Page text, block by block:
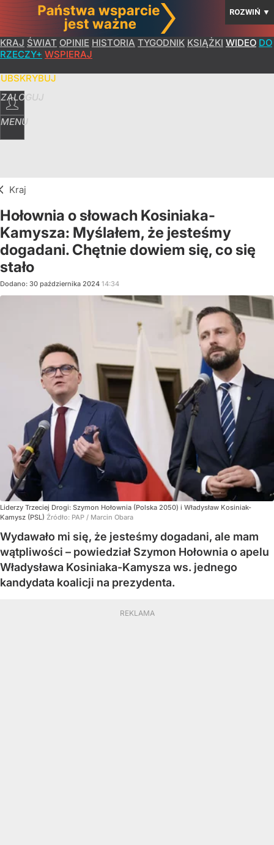
ROZWIŃ ▼
KRAJ ŚWIAT OPINIE HISTORIA TYGODNIK KSIĄŻKI WIDEO DO
RZECZY+ WSPIERAJ
ZALOGUJ
MENU
Kraj
Hołownia o słowach Kosiniaka-
Kamysza: Myślałem, że jesteśmy
dogadani. Chętnie dowiem się, co się
stało
Dodano: 30 października 2024 14:34
Liderzy Trzeciej Drogi: Szymon Hołownia (Polska 2050) i Władysław Kosiniak-
Kamysz (PSL) Źródło: PAP / Marcin Obara
Wydawało mi się, że jesteśmy dogadani, ale mam
wątpliwości – powiedział Szymon Hołownia o apelu
Władysława Kosiniaka-Kamysza ws. jednego
kandydata koalicji na prezydenta.